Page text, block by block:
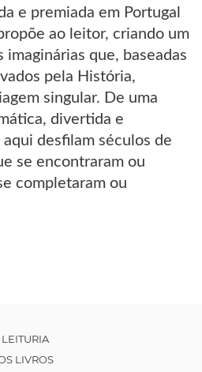
e premiada em Portugal
ao leitor, criando um
que, baseadas
pela História,
singular. De uma
divertida e
desfilam séculos de
se encontraram ou
completaram ou
LEITURIA
LIVROS